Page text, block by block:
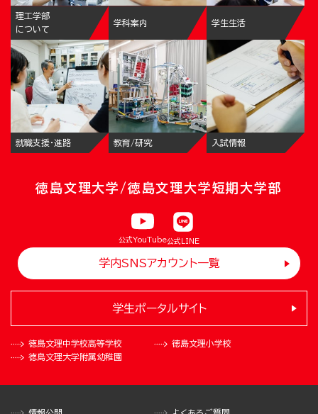
理工学部
について
学科案内 学生生活
就職支援・進路 教育/研究 入試情報
徳島文理大学/徳島文理大学短期大学部
公式YouTube公式LINE
学内SNSアカウント一覧
徳島文理中学校高等学校
徳島文理小学校
徳島文理大学附属幼稚園
学生ポータルサイト